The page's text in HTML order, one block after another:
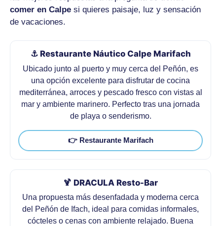
comer en Calpe si quieres paisaje, luz y sensación
de vacaciones.
⚓ Restaurante Náutico Calpe Marifach
Ubicado junto al puerto y muy cerca del Peñón, es
una opción excelente para disfrutar de cocina
mediterránea, arroces y pescado fresco con vistas al
mar y ambiente marinero. Perfecto tras una jornada
de playa o senderismo.
👉 Restaurante Marifach
🍹 DRACULA Resto-Bar
Una propuesta más desenfadada y moderna cerca
del Peñón de Ifach, ideal para comidas informales,
cócteles o cenas con ambiente relajado. Buena